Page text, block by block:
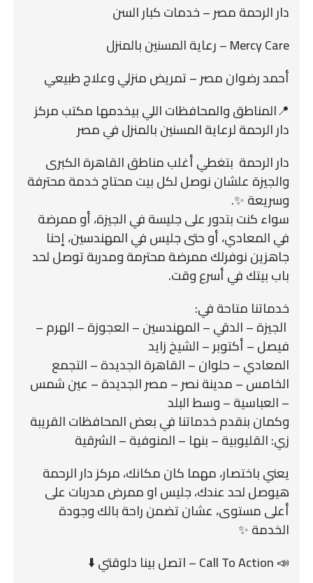
دار الرحمة مصر – خدمات كبار السن
Mercy Care – رعاية المسنين بالمنزل
أحمد رضوان مصر – تمريض منزلي وعلاج طبيعي
📍المناطق والمحافظات اللي بيخدمها مكتب مركز
دار الرحمة لرعاية المسنين بالمنزل في مصر
دار الرحمة بتغطي أغلب مناطق القاهرة الكبرى
والجيزة علشان نوصل لكل بيت محتاج خدمة محترفة
وسريعة ✨.
سواء كنت بتدور على جليسة في الجيزة، أو ممرضة
في المعادي، أو حتى جليس في المهندسين، إحنا
جاهزين نوفرلك ممرضة محترمة ومدربة توصل لحد
باب بيتك في أسرع وقت.
خدماتنا متاحة في:
️ الجيزة – الدقي – المهندسين – العجوزة – الهرم –
فيصل – أكتوبر – الشيخ زايد
المعادي – حلوان – القاهرة الجديدة – التجمع
الخامس – مدينة نصر – مصر الجديدة – عين شمس
– العباسية – وسط البلد
وكمان بنقدم خدماتنا في بعض المحافظات القريبة
زي: القليوبية – بنها – المنوفية – الشرقية
يعني باختصار، مهما كان مكانك، مركز دار الرحمة
هيوصل لحد عندك، جليس او ممرض مدربات على
أعلى مستوى، عشان تضمن راحة بالك وجودة
الخدمة ✨
📣 Call To Action – اتصل بينا دلوقتي ⬇️